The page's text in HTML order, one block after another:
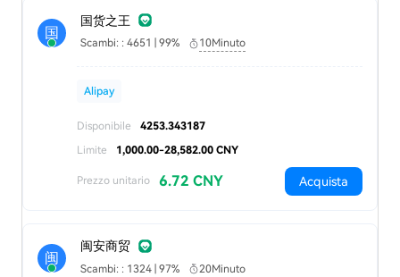
国
国货之王
Scambi: : 4651 | 99% 10Minuto
Alipay
Disponibile
4253.343187
Limite
1,000.00-28,582.00 CNY
Prezzo unitario 6.72 CNY Acquista
闽
闽安商贸
Scambi: : 1324 | 97% 20Minuto